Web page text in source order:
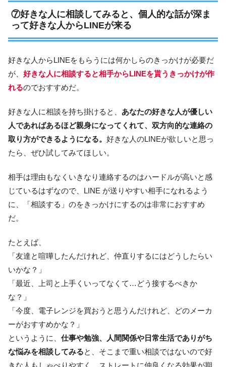
⑦好きな人に相談してみると、個人的な話が深ま
って好きな人からLINEが来る
好きな人からLINEをもらうには何かしらのきっかけが必要だ
が、 好きな人に相談すると相手からLINEを貰うきっかけが作
れるのでおすすめだ。
好きな人に相談を持ち掛けると、 あなたの好きな人が優しい
人であればあるほど親身になってくれて、双方向的な連絡の
取り方ができるようになる。 好きな人のLINEが欲しいと思っ
たら、ぜひ試してみてほしい。
相手は理由もなくいきなり連絡するのはハードルが高いと感
じているはずなので、LINE が送りやすい相手になれるよう
に、「相談する」のをきっかけにするのは非常におすすめ
だ。
たとえば、
「友達と喧嘩したんだけれど、仲直りするにはどうしたらい
いかな？」
「最近、上司と上手くいってなくて…どう接するべきか
な？」
「今度、電子レンジを買おうと思うんだけれど、どのメーカ
ーがおすすめかな？」
というように、 仕事や勉強、人間関係や日常生活でありがち
な悩みを相談してみると、そこまで重い相談ではないので好
きな人もしゃべりやすく、ストレートに仲良くなる効果が期